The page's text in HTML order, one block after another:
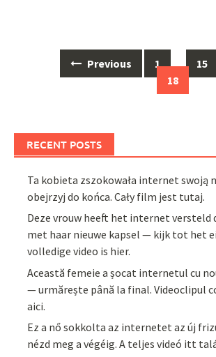
navigation
Previous 1 … 15
18
RECENT POSTS
Ta kobieta zszokowała internet swoją
obejrzyj do końca. Cały film jest tutaj.
Deze vrouw heeft het internet versteld
met haar nieuwe kapsel — kijk tot het
volledige video is hier.
Această femeie a șocat internetul cu
— urmărește până la final. Videoclipul
aici.
Ez a nő sokkolta az internetet az új
nézd meg a végéig. A teljes videó itt